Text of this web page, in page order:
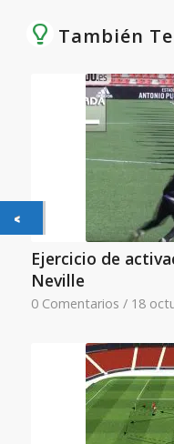
También
Ejercicio de
Neville
0 Comentarios / 18